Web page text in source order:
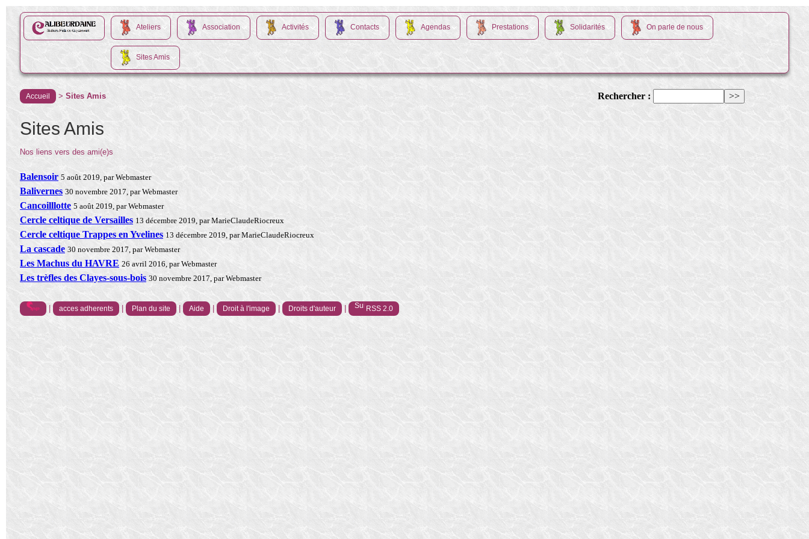
Ateliers Association Activités Contacts Agendas Prestations Solidarités On parle de nous
Sites Amis
Accueil >Sites Amis
Sites Amis
Nos liens vers des ami(e)s
Balensoir 5 août 2019, par Webmaster
Balivernes 30 novembre 2017, par Webmaster
Cancoilllotte 5 août 2019, par Webmaster
Cercle celtique de Versailles 13 décembre 2019, par MarieClaudeRiocreux
Cercle celtique Trappes en Yvelines 13 décembre 2019, par MarieClaudeRiocreux
La cascade 30 novembre 2017, par Webmaster
Les Machus du HAVRE 26 avril 2016, par Webmaster
Les trèfles des Clayes-sous-bois 30 novembre 2017, par Webmaster
Rechercher :
| acces adherents | Plan du site | Aide | Droit à l'image | Droits d'auteur | RSS 2.0